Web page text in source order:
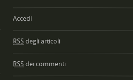
Accedi
RSS degli articoli
RSS dei commenti